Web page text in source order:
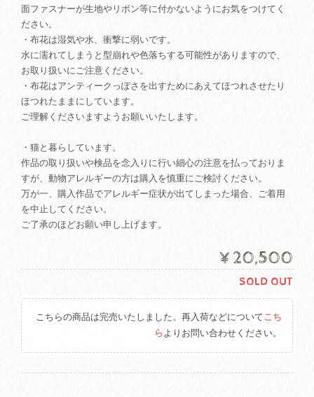
面ファスナーが生地やリボン等に付かないようにお気をつけてく
ださい。
・布花は湿気や水、衝撃に弱いです。
水に濡れてしまうと型崩れや色落ちする可能性がありますので、
お取り扱いにご注意ください。
・布花はアンティークっぽさを出すためにあえてほつれさせたり
ほつれたままにしています。
ご理解くださいますようお願いいたします。
・猫と暮らしています。
作品の取り扱いや検品を念入りに行い細心の注意を払っておりま
すが、動物アレルギーの方は購入を慎重にご検討ください。
万が一、購入作品でアレルギー症状が出てしまった場合、ご着用
を中止してください。
ご了承のほどお願い申し上げます。
¥20,500
SOLD OUT
こちらの商品は完売いたしました。再入荷などについてこち
らよりお問い合わせください。